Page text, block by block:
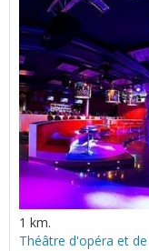
1 km.
Théâtre d'opéra et